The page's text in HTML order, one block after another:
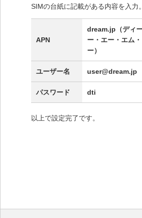
SIMの台紙に記載がある内容を入力。
APN
dream.jp（ディ
ー・エー・エム
ー）
ユーザー名 user@dream.jp
パスワード dti
以上で設定完了です。